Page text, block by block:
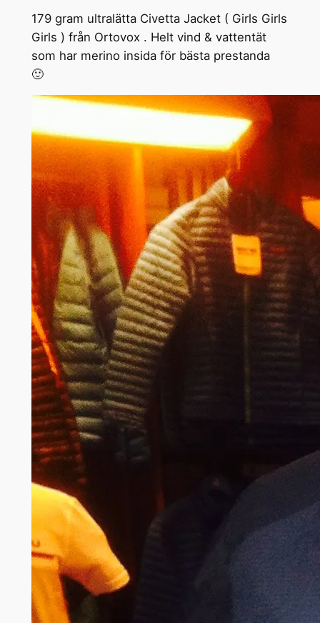
179 gram ultralätta Civetta Jacket ( Girls Girls
Girls ) från Ortovox . Helt vind & vattentät
som har merino insida för bästa prestanda
🙂